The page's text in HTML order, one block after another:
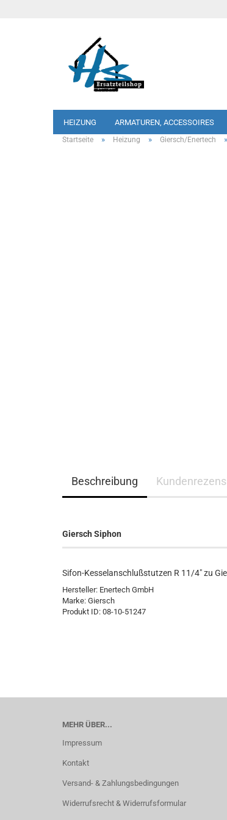
HEIZUNG ARMATUREN, ACCESSOIRES
Startseite » Heizung » Giersch/Enertech »
Beschreibung
Giersch Siphon
Sifon-Kesselanschlußstutzen R 11/4" zu
Hersteller: Enertech GmbH
Marke: Giersch
Produkt ID: 08-10-51247
MEHR ÜBER...
Impressum
Kontakt
Versand- & Zahlungsbedingungen
Widerrufsrecht & Widerrufsformular